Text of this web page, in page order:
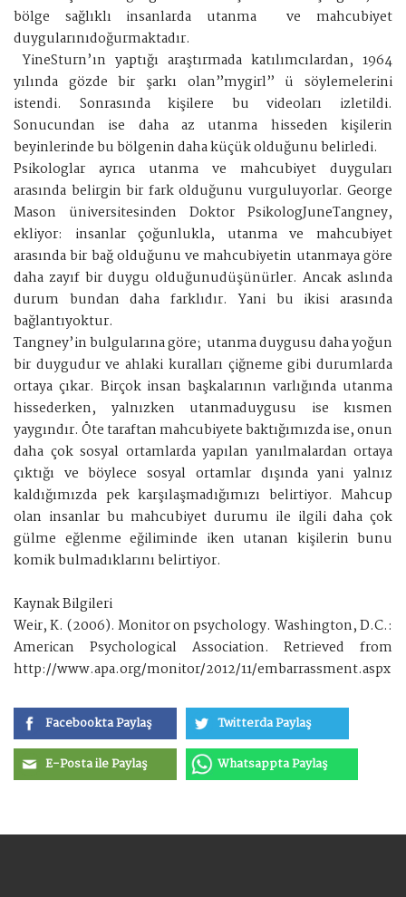
bölge sağlıklı insanlarda utanma ve mahcubiyet
duygularınıdoğurmaktadır.
YineSturn’ın yaptığı araştırmada katılımcılardan, 1964
yılında gözde bir şarkı olan”mygirl” ü söylemelerini
istendi. Sonrasında kişilere bu videoları izletildi.
Sonucundan ise daha az utanma hisseden kişilerin
beyinlerinde bu bölgenin daha küçük olduğunu belirledi.
Psikologlar ayrıca utanma ve mahcubiyet duyguları
arasında belirgin bir fark olduğunu vurguluyorlar. George
Mason üniversitesinden Doktor PsikologJuneTangney,
ekliyor: insanlar çoğunlukla, utanma ve mahcubiyet
arasında bir bağ olduğunu ve mahcubiyetin utanmaya göre
daha zayıf bir duygu olduğunudüşünürler. Ancak aslında
durum bundan daha farklıdır. Yani bu ikisi arasında
bağlantıyoktur.
Tangney’in bulgularına göre; utanma duygusu daha yoğun
bir duygudur ve ahlaki kuralları çiğneme gibi durumlarda
ortaya çıkar. Birçok insan başkalarının varlığında utanma
hissederken, yalnızken utanmaduygusu ise kısmen
yaygındır. Öte taraftan mahcubiyete baktığımızda ise, onun
daha çok sosyal ortamlarda yapılan yanılmalardan ortaya
çıktığı ve böylece sosyal ortamlar dışında yani yalnız
kaldığımızda pek karşılaşmadığımızı belirtiyor. Mahcup
olan insanlar bu mahcubiyet durumu ile ilgili daha çok
gülme eğlenme eğiliminde iken utanan kişilerin bunu
komik bulmadıklarını belirtiyor.
Kaynak Bilgileri
Weir, K. (2006). Monitor on psychology. Washington, D.C.:
American Psychological Association. Retrieved from
http://www.apa.org/monitor/2012/11/embarrassment.aspx
Facebookta Paylaş Twitterda Paylaş
E-Posta ile Paylaş Whatsappta Paylaş